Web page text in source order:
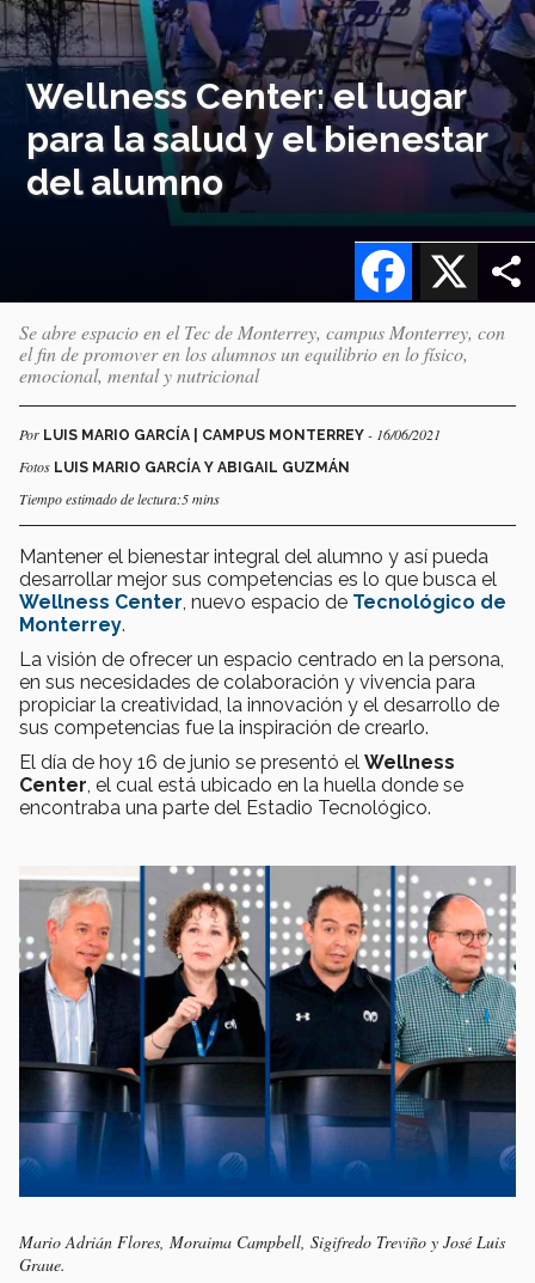
Wellness Center: el lugar
para la salud y el bienestar
del alumno
X
Facebook
Se abre espacio en el Tec de Monterrey, campus Monterrey, con
el fin de promover en los alumnos un equilibrio en lo físico,
emocional, mental y nutricional
Por LUIS MARIO GARCÍA | CAMPUS MONTERREY - 16/06/2021
Fotos LUIS MARIO GARCÍA Y ABIGAIL GUZMÁN
Tiempo estimado de lectura:5 mins
Mantener el bienestar integral del alumno y así pueda
desarrollar mejor sus competencias es lo que busca el
Wellness Center , nuevo espacio de Tecnológico de
Monterrey.
La visión de ofrecer un espacio centrado en la persona,
en sus necesidades de colaboración y vivencia para
propiciar la creatividad, la innovación y el desarrollo de
sus competencias fue la inspiración de crearlo.
El día de hoy 16 de junio se presentó el Wellness
Center , el cual está ubicado en la huella donde se
encontraba una parte del Estadio Tecnológico.
Mario Adrián Flores, Moraima Campbell, Sigifredo Treviño y José Luis
Graue.